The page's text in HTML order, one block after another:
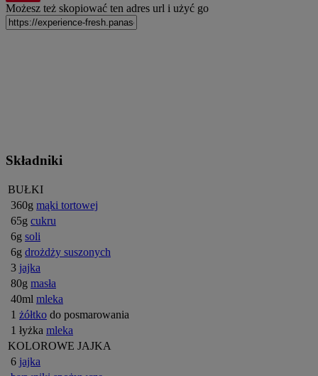
Możesz też skopiować ten adres url i użyć go
Składniki
BUŁKI
360g mąki tortowej
65g cukru
6g soli
6g drożdży suszonych
3 jajka
80g masła
40ml mleka
1 żółtko do posmarowania
1 łyżka mleka
KOLOROWE JAJKA
6 jajka